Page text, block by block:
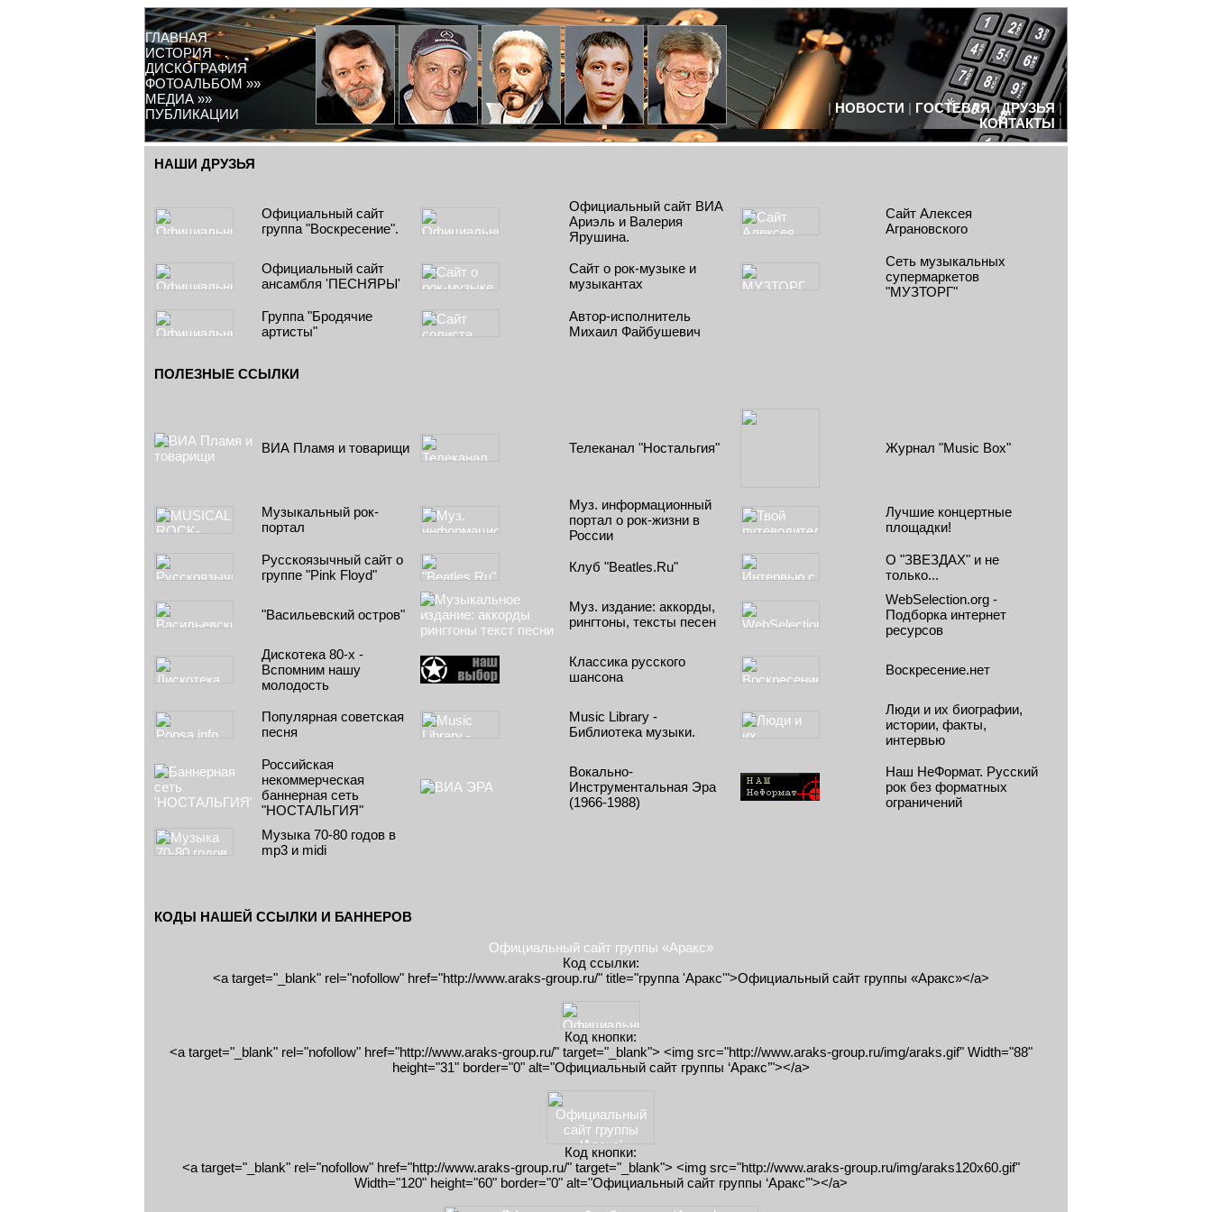
ГЛАВНАЯ
ИСТОРИЯ
ДИСКОГРАФИЯ
ФОТОАЛЬБОМ »»
МЕДИА »»
ПУБЛИКАЦИИ
|НОВОСТИ | ГОСТЕВАЯ|ДРУЗЬЯ|
КОНТАКТЫ |
НАШИ ДРУЗЬЯ
Официальный сайт
группа "Воскресение".
Официальный сайт ВИА
Ариэль и Валерия
Ярушина.
Сайт Алексея
Аграновского
Официальный сайт
ансамбля 'ПЕСНЯРЫ'
Сайт о рок-музыке и
музыкантах
Сеть музыкальных
супермаркетов
"МУЗТОРГ"
Группа "Бродячие
артисты"
Автор-исполнитель
Михаил Файбушевич
ПОЛЕЗНЫЕ ССЫЛКИ
ВИА Пламя и товарищи Телеканал "Ностальгия" Журнал "Music Box"
Музыкальный рок-
портал
Муз. информационный
портал о рок-жизни в
России
Лучшие концертные
площадки!
Русскоязычный сайт о
группе "Pink Floyd"
Клуб "Beatles.Ru"
О "ЗВЕЗДАХ" и не
только...
"Васильевский остров"
Муз. издание: аккорды,
рингтоны, тексты песен
WebSelection.org -
Подборка интернет
ресурсов
Дискотека 80-х -
Вспомним нашу
молодость
Классика русского
шансона
Воскресение.нет
Популярная советская
песня
Music Library -
Библиотека музыки.
Люди и их биографии,
истории, факты,
интервью
Российская
некоммерческая
баннерная сеть
"НОСТАЛЬГИЯ"
Вокально-
Инструментальная Эра
(1966-1988)
Наш НеФормат. Русский
рок без форматных
ограничений
Музыка 70-80 годов в
mp3 и midi
КОДЫ НАШЕЙ ССЫЛКИ И БАННЕРОВ
Официальный сайт группы «Аракс»
Код ссылки:
<a target="_blank" rel="nofollow" href="http://www.araks-group.ru/" title="группа 'Аракс'">Официальный сайт группы «Аракс»</a>
Код кнопки:
<a target="_blank" rel="nofollow" href="http://www.araks-group.ru/" target="_blank"> <img src="http://www.araks-group.ru/img/araks.gif" Width="88"
height="31" border="0" alt="Официальный сайт группы ‘Аракс’"></a>
Код кнопки:
<a target="_blank" rel="nofollow" href="http://www.araks-group.ru/" target="_blank"> <img src="http://www.araks-group.ru/img/araks120x60.gif"
Width="120" height="60" border="0" alt="Официальный сайт группы ‘Аракс’"></a>